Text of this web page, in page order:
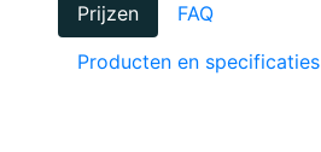
Prijzen
FAQ
Producten en specificaties